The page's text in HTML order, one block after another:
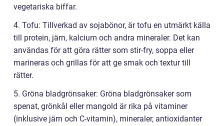
vegetariska biffar.
4. Tofu: Tillverkad av sojabönor, är tofu en utmärkt källa
till protein, järn, kalcium och andra mineraler. Det kan
användas för att göra rätter som stir-fry, soppa eller
marineras och grillas för att ge smak och textur till
rätter.
5. Gröna bladgrönsaker: Gröna bladgrönsaker som
spenat, grönkål eller mangold är rika på vitaminer
(inklusive järn och C-vitamin), mineraler, antioxidanter